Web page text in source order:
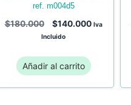
ref. m004d5
$180.000 $140.000 Iva
Incluido
Añadir al carrito